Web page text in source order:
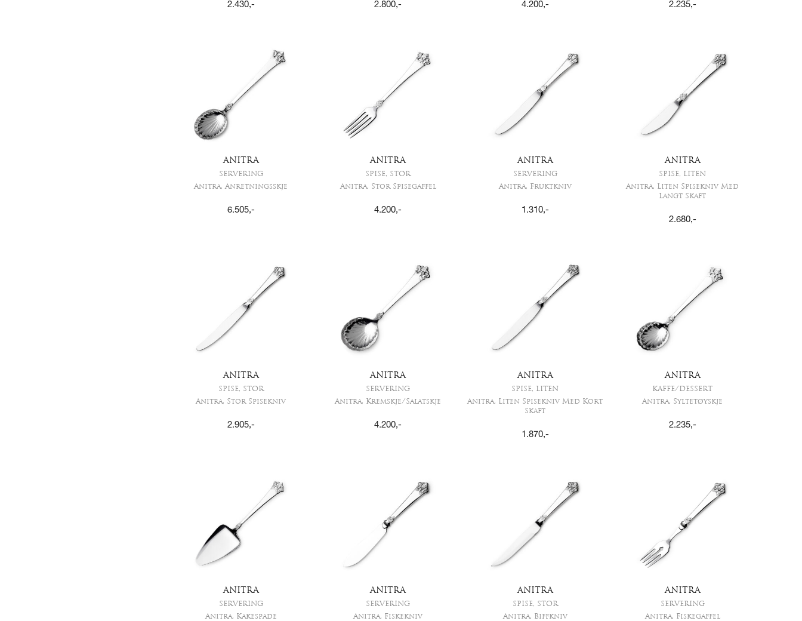
2.430,- 2.800,- 4.200,- 2.235,-
ANITRA
SERVERING
Anitra, Anretningsskje
6.505,-
ANITRA
SPISE, STOR
Anitra, Stor Spisegaffel
4.200,-
ANITRA
SERVERING
Anitra, Fruktkniv
1.310,-
ANITRA
SPISE, LITEN
Anitra, Liten Spisekniv Med
Langt Skaft
2.680,-
ANITRA
SPISE, STOR
Anitra, Stor Spisekniv
2.905,-
ANITRA
SERVERING
Anitra, Kremskje/Salatskje
4.200,-
ANITRA
SPISE, LITEN
Anitra, Liten Spisekniv Med Kort
Skaft
1.870,-
ANITRA
KAFFE/DESSERT
Anitra, Syltetøyskje
2.235,-
ANITRA
SERVERING
Anitra, Kakespade
ANITRA
SERVERING
Anitra, Fiskekniv
ANITRA
SPISE, STOR
Anitra, Biffkniv
ANITRA
SERVERING
Anitra, Fiskegaffel